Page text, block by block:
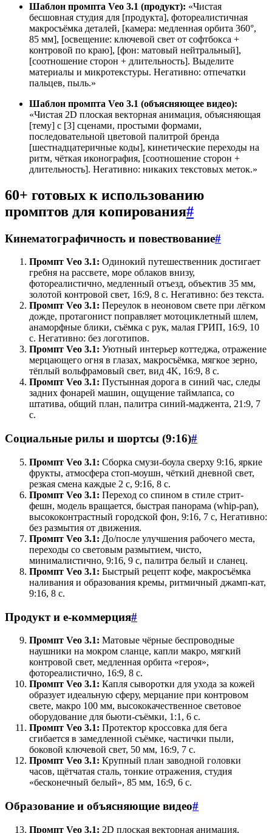
Шаблон промпта Veo 3.1 (продукт): «Чистая
бесшовная студия для [продукта], фотореалистичная
макросъёмка деталей, [камера: медленная орбита 360°,
85 мм], [освещение: ключевой свет от софтбокса +
контровой по краю], [фон: матовый нейтральный],
[соотношение сторон + длительность]. Выделите
материалы и микротекстуры. Негативно: отпечатки
пальцев, пыль.»
Шаблон промпта Veo 3.1 (объясняющее видео):
«Чистая 2D плоская векторная анимация, объясняющая
[тему] с [3] сценами, простыми формами,
последовательной цветовой палитрой бренда
[шестнадцатеричные коды], кинетические переходы на
ритм, чёткая иконография, [соотношение сторон +
длительность]. Негативно: никаких текстовых меток.»
60+ готовых к использованию
промптов для копирования#
Кинематографичность и повествование#
Промпт Veo 3.1: Одинокий путешественник достигает
гребня на рассвете, море облаков внизу,
фотореалистично, медленный отъезд, объектив 35 мм,
золотой контровой свет, 16:9, 8 с. Негативно: без текста.
Промпт Veo 3.1: Переулок в неоновом свете при лёгком
дожде, протагонист поправляет мотоциклетный шлем,
анаморфные блики, съёмка с рук, малая ГРИП, 16:9, 10
с. Негативно: без логотипов.
Промпт Veo 3.1: Уютный интерьер коттеджа, отражение
мерцающего огня в глазах, макросъёмка, мягкое зерно,
тёплый вольфрамовый свет, вид 4K, 16:9, 8 с.
Промпт Veo 3.1: Пустынная дорога в синий час, следы
задних фонарей машин, ощущение таймлапса, со
штатива, общий план, палитра синий-маджента, 21:9, 7
с.
Социальные рилы и шортсы (9:16)#
Промпт Veo 3.1: Сборка смузи-боула сверху 9:16, яркие
фрукты, атмосфера стоп-моушн, чёткий дневной свет,
резкая смена каждые 2 с, 9:16, 8 с.
Промпт Veo 3.1: Переход со спином в стиле стрит-
фешн, модель вращается, быстрая панорама (whip-pan),
высококонтрастный городской фон, 9:16, 7 с, Негативно:
без размытия от движения.
Промпт Veo 3.1: До/после улучшения рабочего места,
переходы со световым размытием, чисто,
минималистично, 9:16, 9 с, палитра белый и сланец.
Промпт Veo 3.1: Быстрый рецепт кофе, макросъёмка
наливания и образования кремы, ритмичный джамп-кат,
9:16, 8 с.
Продукт и e-коммерция#
Промпт Veo 3.1: Матовые чёрные беспроводные
наушники на мокром сланце, капли макро, мягкий
контровой свет, медленная орбита «героя»,
фотореалистично, 16:9, 8 с.
Промпт Veo 3.1: Капля сыворотки для ухода за кожей
образует идеальную сферу, мерцание при контровом
свете, макро 100 мм, высококачественное световое
оборудование для бьюти-съёмки, 1:1, 6 с.
Промпт Veo 3.1: Протектор кроссовка для бега
сгибается в замедленной съёмке, частички пыли,
боковой ключевой свет, 50 мм, 16:9, 7 с.
Промпт Veo 3.1: Крупный план заводной головки
часов, щётчатая сталь, тонкие отражения, студия
«бесконечный белый», 85 мм, 16:9, 6 с.
Образование и объясняющие видео#
Промпт Veo 3.1: 2D плоская векторная анимация,